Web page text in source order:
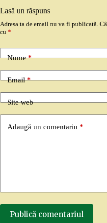
Lasă un răspuns
Adresa ta de email nu va fi publicată.
cu *
Nume*
Email*
Site web
Adaugă un comentariu *
Publică comentariul